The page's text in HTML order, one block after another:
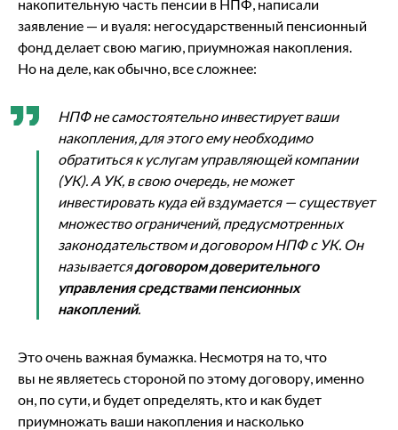
накопительную часть пенсии в НПФ, написали
заявление — и вуаля: негосударственный пенсионный
фонд делает свою магию, приумножая накопления.
Но на деле, как обычно, все сложнее:
НПФ не самостоятельно инвестирует ваши
накопления, для этого ему необходимо
обратиться к услугам управляющей компании
(УК). А УК, в свою очередь, не может
инвестировать куда ей вздумается — существует
множество ограничений, предусмотренных
законодательством и договором НПФ с УК. Он
называетсядоговором доверительного
управления средствами пенсионных
накоплений.
Это очень важная бумажка. Несмотря на то, что
вы не являетесь стороной по этому договору, именно
он, по сути, и будет определять, кто и как будет
приумножать ваши накопления и насколько